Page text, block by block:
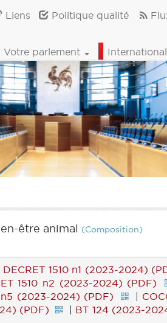
Liens Politique qualité
Votre parlement International
être animal (Composition)
DECRET 1510 n1 (2023-2024)
1510 n2 (2023-2024) (PDF)
n5 (2023-2024) (PDF) |
(PDF) | BT 124 (2023-